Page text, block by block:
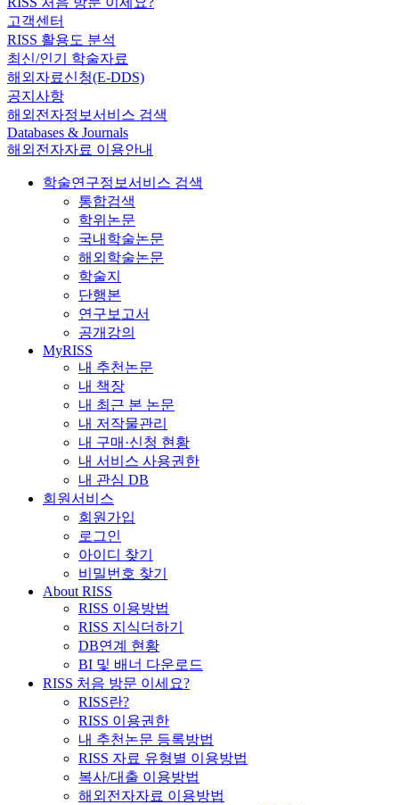
고객센터
RISS 활용도 분석
최신/인기 학술자료
해외자료신청(E-DDS)
공지사항
해외전자정보서비스 검색
Databases & Journals
해외전자자료 이용안내
학술연구정보서비스 검색
통합검색
학위논문
국내학술논문
해외학술논문
학술지
단행본
연구보고서
공개강의
MyRISS
내 추천논문
내 책장
내 최근 본 논문
내 저작물관리
내 구매·신청 현황
내 서비스 사용권한
내 관심 DB
회원서비스
회원가입
로그인
아이디 찾기
비밀번호 찾기
About RISS
RISS 이용방법
RISS 지식더하기
DB연계 현황
BI 및 배너 다운로드
RISS 처음 방문 이세요?
RISS란?
RISS 이용권한
내 추천논문 등록방법
RISS 자료 유형별 이용방법
복사/대출 이용방법
해외전자자료 이용방법